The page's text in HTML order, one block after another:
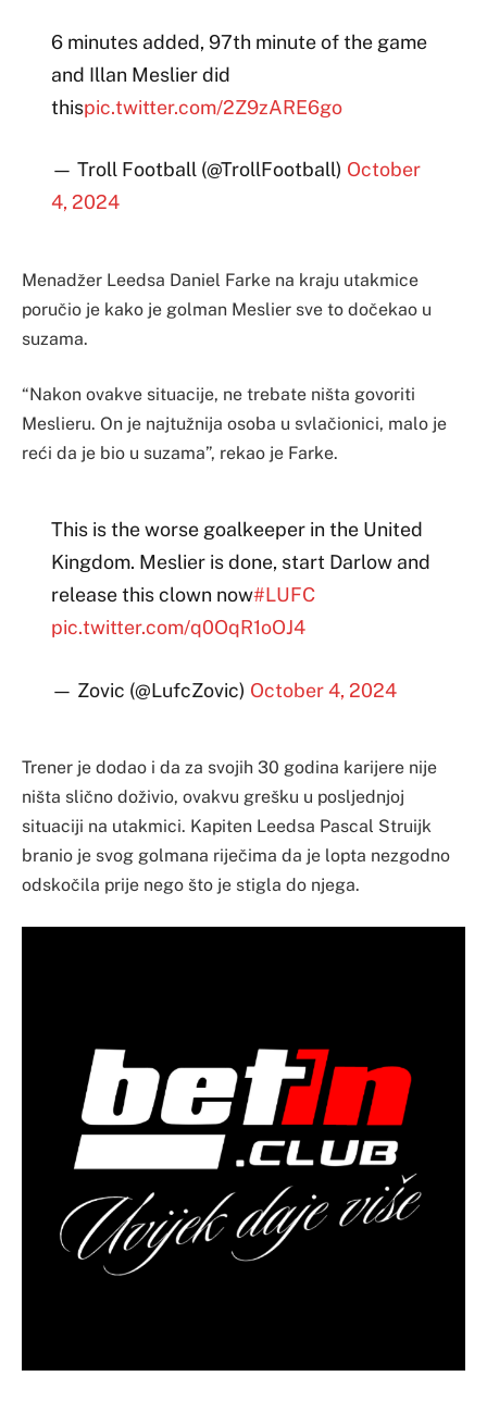
6 minutes added, 97th minute of the game
and Illan Meslier did
thispic.twitter.com/2Z9zARE6go
— Troll Football (@TrollFootball) October
4, 2024
Menadžer Leedsa Daniel Farke na kraju utakmice
poručio je kako je golman Meslier sve to dočekao u
suzama.
“Nakon ovakve situacije, ne trebate ništa govoriti
Meslieru. On je najtužnija osoba u svlačionici, malo je
reći da je bio u suzama”, rekao je Farke.
This is the worse goalkeeper in the United
Kingdom. Meslier is done, start Darlow and
release this clown now#LUFC
pic.twitter.com/q0OqR1oOJ4
— Zovic (@LufcZovic) October 4, 2024
Trener je dodao i da za svojih 30 godina karijere nije
ništa slično doživio, ovakvu grešku u posljednjoj
situaciji na utakmici. Kapiten Leedsa Pascal Struijk
branio je svog golmana riječima da je lopta nezgodno
odskočila prije nego što je stigla do njega.